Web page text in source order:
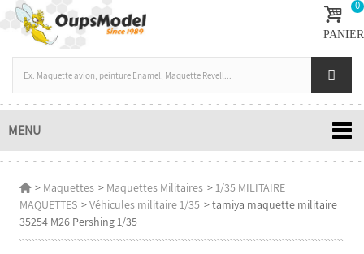
0
PANIER
MENU
> Maquettes > Maquettes Militaires >1/35 MILITAIRE
MAQUETTES >Véhicules militaire 1/35 >tamiya maquette militaire
35254 M26 Pershing 1/35